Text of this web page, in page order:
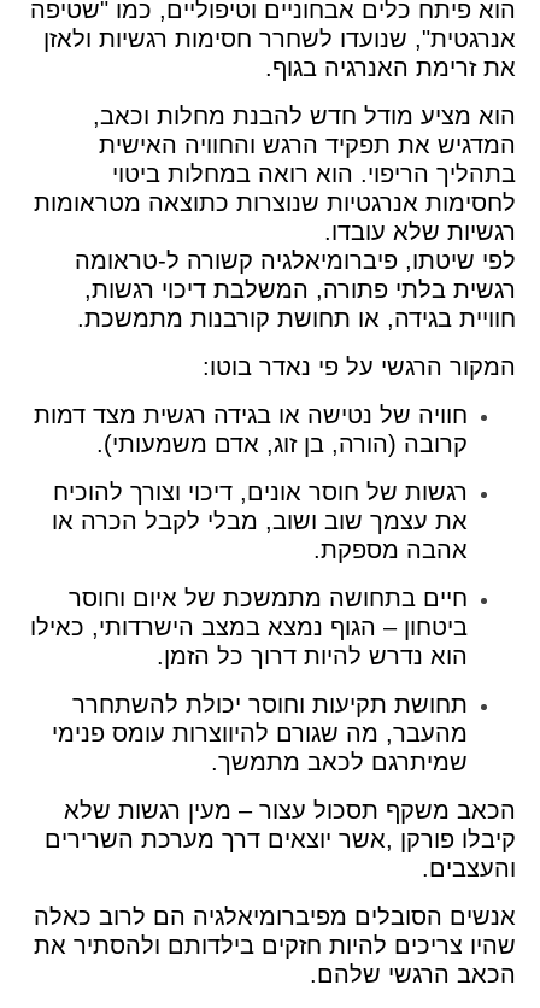
הוא פיתח כלים אבחוניים וטיפוליים, כמו "שטיפה
אנרגטית", שנועדו לשחרר חסימות רגשיות ולאזן
את זרימת האנרגיה בגוף.
הוא מציע מודל חדש להבנת מחלות וכאב,
המדגיש את תפקיד הרגש והחוויה האישית
בתהליך הריפוי. הוא רואה במחלות ביטוי
לחסימות אנרגטיות שנוצרות כתוצאה מטראומות
רגשיות שלא עובדו.
לפי שיטתו, פיברומיאלגיה קשורה ל-טראומה
רגשית בלתי פתורה, המשלבת דיכוי רגשות,
חוויית בגידה, או תחושת קורבנות מתמשכת.
המקור הרגשי על פי נאדר בוטו:
חוויה של נטישה או בגידה רגשית מצד דמות
קרובה (הורה, בן זוג, אדם משמעותי).
רגשות של חוסר אונים, דיכוי וצורך להוכיח
את עצמך שוב ושוב, מבלי לקבל הכרה או
אהבה מספקת.
חיים בתחושה מתמשכת של איום וחוסר
ביטחון – הגוף נמצא במצב הישרדותי, כאילו
הוא נדרש להיות דרוך כל הזמן.
תחושת תקיעות וחוסר יכולת להשתחרר
מהעבר, מה שגורם להיווצרות עומס פנימי
שמיתרגם לכאב מתמשך.
הכאב משקף תסכול עצור – מעין רגשות שלא
קיבלו פורקן ,אשר יוצאים דרך מערכת השרירים
והעצבים.
אנשים הסובלים מפיברומיאלגיה הם לרוב כאלה
שהיו צריכים להיות חזקים בילדותם ולהסתיר את
הכאב הרגשי שלהם.